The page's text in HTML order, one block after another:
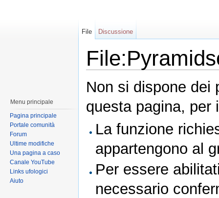
Non si dispone dei
questa pagina, per
La funzione
appartengono al
Per essere
necessario
File Discussione
Menu principale
Pagina principale
Portale comunità
Forum
Ultime modifiche
Una pagina a caso
Canale YouTube
Links ufologici
Aiuto